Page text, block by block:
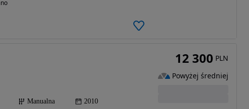
Manualna 2010
12 300 PLN
Powyżej średniej